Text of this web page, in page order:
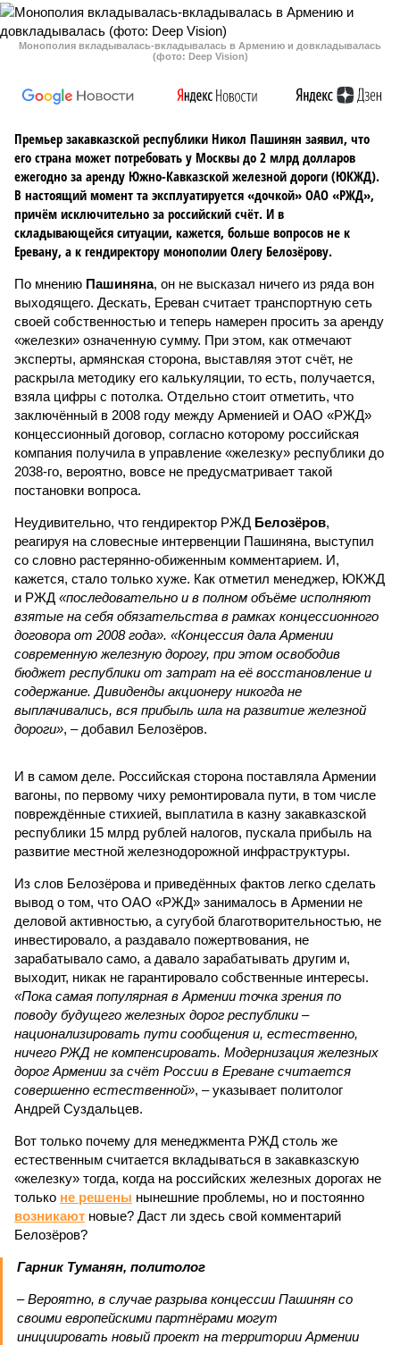
Монополия вкладывалась-вкладывалась в Армению и довкладывалась
(фото: Deep Vision)
Премьер закавказской республики Никол Пашинян заявил, что
его страна может потребовать у Москвы до 2 млрд долларов
ежегодно за аренду Южно-Кавказской железной дороги (ЮКЖД).
В настоящий момент та эксплуатируется «дочкой» ОАО «РЖД»,
причём исключительно за российский счёт. И в
складывающейся ситуации, кажется, больше вопросов не к
Еревану, а к гендиректору монополии Олегу Белозёрову.
По мнению Пашиняна, он не высказал ничего из ряда вон
выходящего. Дескать, Ереван считает транспортную сеть
своей собственностью и теперь намерен просить за аренду
«железки» означенную сумму. При этом, как отмечают
эксперты, армянская сторона, выставляя этот счёт, не
раскрыла методику его калькуляции, то есть, получается,
взяла цифры с потолка. Отдельно стоит отметить, что
заключённый в 2008 году между Арменией и ОАО «РЖД»
концессионный договор, согласно которому российская
компания получила в управление «железку» республики до
2038-го, вероятно, вовсе не предусматривает такой
постановки вопроса.
Неудивительно, что гендиректор РЖД Белозёров,
реагируя на словесные интервенции Пашиняна, выступил
со словно растерянно-обиженным комментарием. И,
кажется, стало только хуже. Как отметил менеджер, ЮКЖД
и РЖД «последовательно и в полном объёме исполняют
взятые на себя обязательства в рамках концессионного
договора от 2008 года». «Концессия дала Армении
современную железную дорогу, при этом освободив
бюджет республики от затрат на её восстановление и
содержание. Дивиденды акционеру никогда не
выплачивались, вся прибыль шла на развитие железной
дороги», – добавил Белозёров.
И в самом деле. Российская сторона поставляла Армении
вагоны, по первому чиху ремонтировала пути, в том числе
повреждённые стихией, выплатила в казну закавказской
республики 15 млрд рублей налогов, пускала прибыль на
развитие местной железнодорожной инфраструктуры.
Из слов Белозёрова и приведённых фактов легко сделать
вывод о том, что ОАО «РЖД» занималось в Армении не
деловой активностью, а сугубой благотворительностью, не
инвестировало, а раздавало пожертвования, не
зарабатывало само, а давало зарабатывать другим и,
выходит, никак не гарантировало собственные интересы.
«Пока самая популярная в Армении точка зрения по
поводу будущего железных дорог рес­публики –
национализировать пути сообщения и, естественно,
ничего РЖД не компенсировать. Модернизация железных
дорог Армении за счёт России в Ереване считается
совершенно естественной», – указывает политолог
Андрей Суздальцев.
Вот только почему для менеджмента РЖД столь же
естественным считается вкладываться в закавказскую
«железку» тогда, когда на российских железных дорогах не
только не решены нынешние проблемы, но и постоянно
возникают новые? Даст ли здесь свой комментарий
Белозёров?
Гарник Туманян, политолог
– Вероятно, в случае разрыва концессии Пашинян со
своими европейскими партнёрами могут
инициировать новый проект на территории Армении